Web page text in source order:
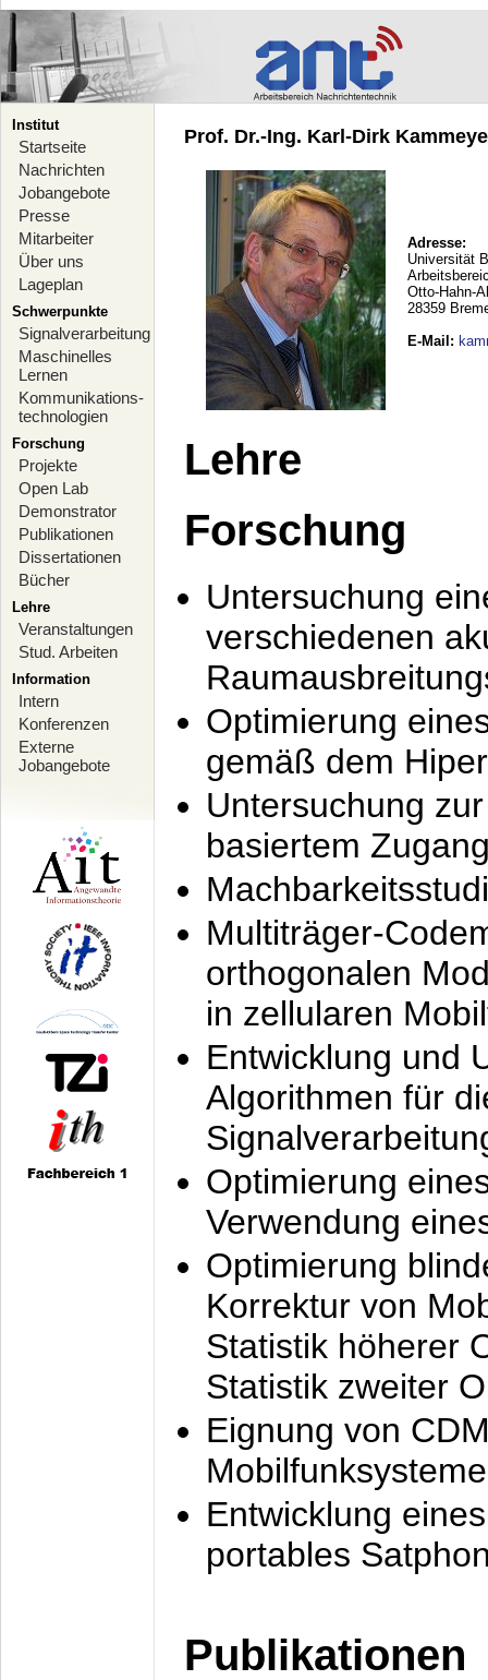
Institut
Startseite
Nachrichten
Jobangebote
Presse
Mitarbeiter
Über uns
Lageplan
Schwerpunkte
Signalverarbeitung
Maschinelles
Lernen
Kommunikations-
technologien
Forschung
Projekte
Open Lab
Demonstrator
Publikationen
Dissertationen
Bücher
Lehre
Veranstaltungen
Stud. Arbeiten
Information
Intern
Konferenzen
Externe
Jobangebote
Prof. Dr.-Ing. Karl-Dirk
Adresse:
Universität
Otto-Hahn-
28359
E-Mail :
Lehre
Forschung
Untersuchung
verschiedenen
Optimierung
gemäß dem
Untersuchung
basiertem
Multiträger-
orthogonalen
in zellularen
Entwicklung und
Algorithmen für
Optimierung
Verwendung
Optimierung
Korrektur von
Statistik höherer
Statistik zweiter
Eignung von
Mobilfunksysteme
Entwicklung
portables
Publikationen